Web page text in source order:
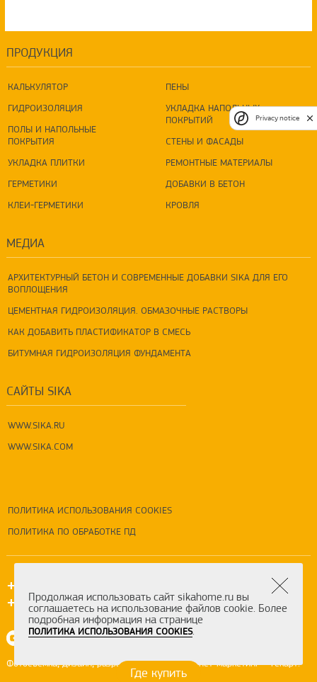
ПРОДУКЦИЯ
КАЛЬКУЛЯТОР
ГИДРОИЗОЛЯЦИЯ
ПОЛЫ И НАПОЛЬНЫЕ
ПОКРЫТИЯ
УКЛАДКА ПЛИТКИ
ГЕРМЕТИКИ
КЛЕИ-ГЕРМЕТИКИ
ПЕНЫ
УКЛАДКА НАПОЛЬНЫХ
ПОКРЫТИЙ
СТЕНЫ И ФАСАДЫ
РЕМОНТНЫЕ МАТЕРИАЛЫ
ДОБАВКИ В БЕТОН
КРОВЛЯ
МЕДИА
АРХИТЕКТУРНЫЙ БЕТОН И СОВРЕМЕННЫЕ ДОБАВКИ SIKA ДЛЯ ЕГО
ВОПЛОЩЕНИЯ
ЦЕМЕНТНАЯ ГИДРОИЗОЛЯЦИЯ. ОБМАЗОЧНЫЕ РАСТВОРЫ
КАК ДОБАВИТЬ ПЛАСТИФИКАТОР В СМЕСЬ
БИТУМНАЯ ГИДРОИЗОЛЯЦИЯ ФУНДАМЕНТА
САЙТЫ SIKA
WWW.SIKA.RU
WWW.SIKA.COM
ПОЛИТИКА ИСПОЛЬЗОВАНИЯ COOKIES
ПОЛИТИКА ПО ОБРАБОТКЕ ПД
+7 (495) 5-777-333
+7 (800) 550-7-333
Фотосъемка,дизайн,разработка сайта,интернет-маркетинг-Текарт.
Продолжая использовать сайт sikahome.ru вы
соглашаетесь на использование файлов cookie. Более
подробная информация на странице
ПОЛИТИКА ИСПОЛЬЗОВАНИЯ COOKIES.
Где купить
Privacy notice